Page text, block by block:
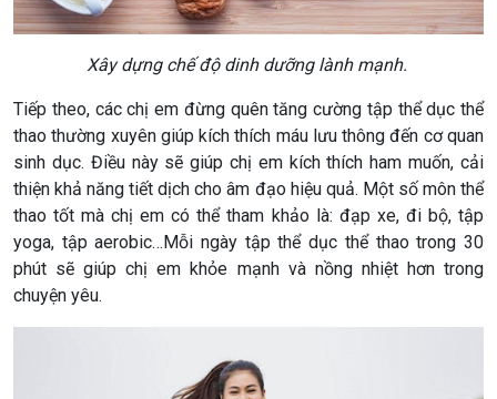
Xây dựng chế độ dinh dưỡng lành mạnh.
Tiếp theo, các chị em đừng quên tăng cường tập thể dục thể
thao thường xuyên giúp kích thích máu lưu thông đến cơ quan
sinh dục. Điều này sẽ giúp chị em kích thích ham muốn, cải
thiện khả năng tiết dịch cho âm đạo hiệu quả. Một số môn thể
thao tốt mà chị em có thể tham khảo là: đạp xe, đi bộ, tập
yoga, tập aerobic…Mỗi ngày tập thể dục thể thao trong 30
phút sẽ giúp chị em khỏe mạnh và nồng nhiệt hơn trong
chuyện yêu.